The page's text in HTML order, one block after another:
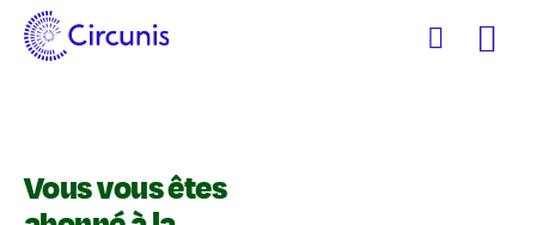
Zum
Inhalt
Vous vous êtes